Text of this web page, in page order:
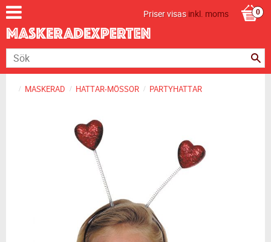
Priser visasinkl. moms
MASKERAD HATTAR-MÖSSOR PARTYHATTAR